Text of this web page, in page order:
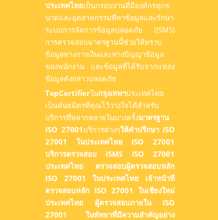
ประเทศไทยเป็นกรอบงานที่มีองค์กรทุกข
นาดและอุตสาหกรรมที่หาข้อมูลและรักษา
ระบบการจัดการข้อมูลปลอดภัย (ISMS)
การตรวจสอบมาตรฐานนี้ช่วยให้ทราบ
ข้อมูลทางการเงินและทางปัญญาข้อมูล
ของพนักงาน และข้อมูลที่ได้รับจากแหล่ง
ข้อมูลดังกล่าวปลอดภัย
TopCertifierในกรุงเทพฯประเทศไทย
เป็นพันธมิตรที่คุณไว้วางใจได้สำหรับ
บริการที่หลากหลายในบางครั้งมาตรฐาน
ISO 27001บริการต่างๆให้คำปรึกษา ISO
27001 ในประเทศไทย
ISO 27001
บริการตรวจสอบ ISMS ISO 27001
ประเทศไทย
ตรวจสอบผู้ตรวจสอบหลัก
ISO 27001 ในประเทศไทย
เจ้าหน้าที่
ตรวจสอบหลัก ISO 27001 ในเชียงใหม่
ประเทศไทย
ผู้ตรวจสอบภายใน ISO
27001 ในพัทยาที่มีความสำคัญอย่าง